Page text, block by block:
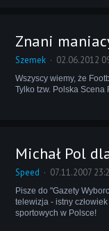
Znani
Szemek 02.06.2012
Wszyscy wiemy, że
Tylko tzw. Polska
Michał Pol
Speed 07.11.2007
Pisze do "Gazety
telewizja - istny
sportowych w Polsce!